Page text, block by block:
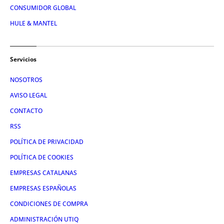
CONSUMIDOR GLOBAL
HULE & MANTEL
Servicios
NOSOTROS
AVISO LEGAL
CONTACTO
RSS
POLÍTICA DE PRIVACIDAD
POLÍTICA DE COOKIES
EMPRESAS CATALANAS
EMPRESAS ESPAÑOLAS
CONDICIONES DE COMPRA
ADMINISTRACIÓN UTIQ